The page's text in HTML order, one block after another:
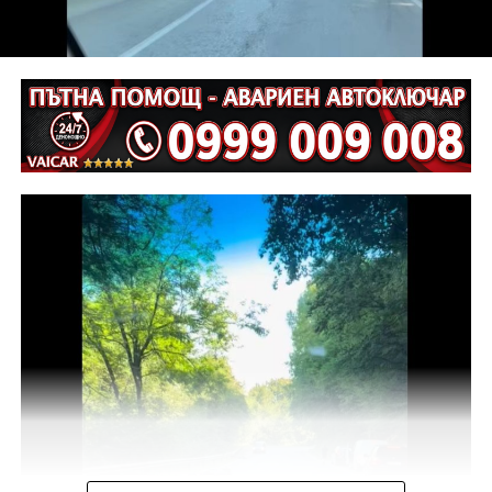
Съдебният акт е окончателен.